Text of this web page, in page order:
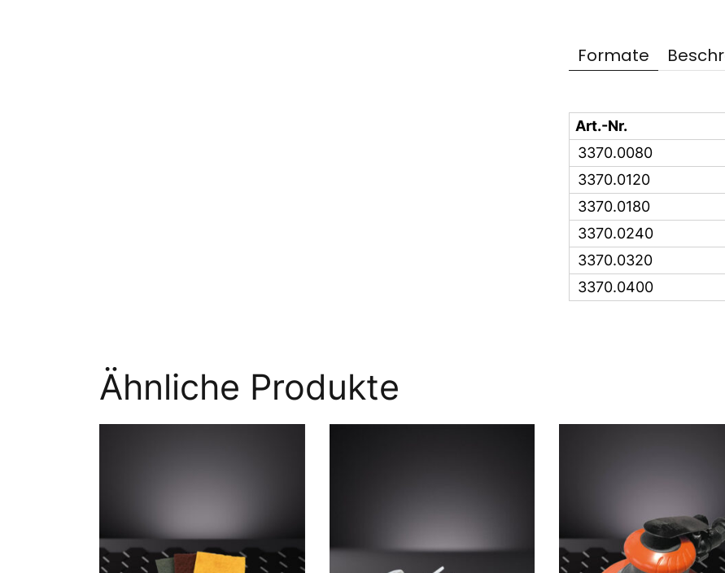
Formate
Art.-Nr.
3370.0080
3370.0120
3370.0180
3370.0240
3370.0320
3370.0400
Ähnliche Produkte